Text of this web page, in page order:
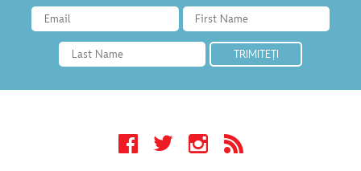
Facebook Twitter Instagram RSS